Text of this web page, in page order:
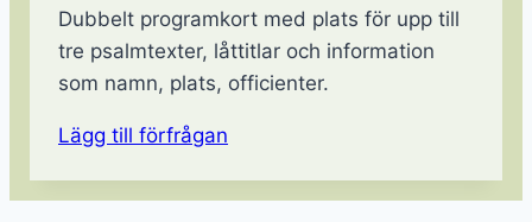
Dubbelt programkort med plats för upp till
tre psalmtexter, låttitlar och information
som namn, plats, officienter.
Lägg till förfrågan